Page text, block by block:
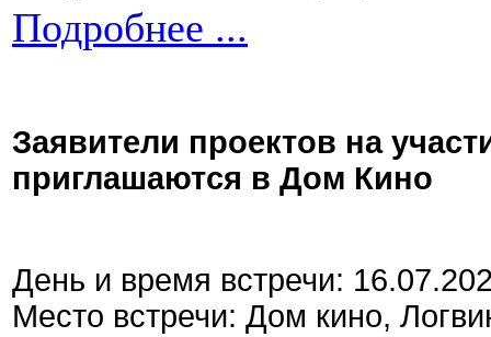
Подробнее ...
Заявители проектов на
приглашаются в Дом Кино
День и время встречи:
Место встречи: Дом кино,